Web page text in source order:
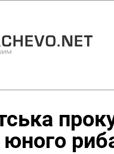
юного